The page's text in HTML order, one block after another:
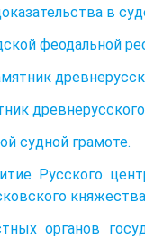
в
феодальной
судной грамоте.
Русского
княжества
органов